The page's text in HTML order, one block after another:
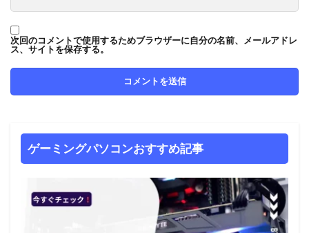
次回のコメントで使用するためブラウザーに自分の名前、メールアドレ
ス、サイトを保存する。
ゲーミングパソコンおすすめ記事